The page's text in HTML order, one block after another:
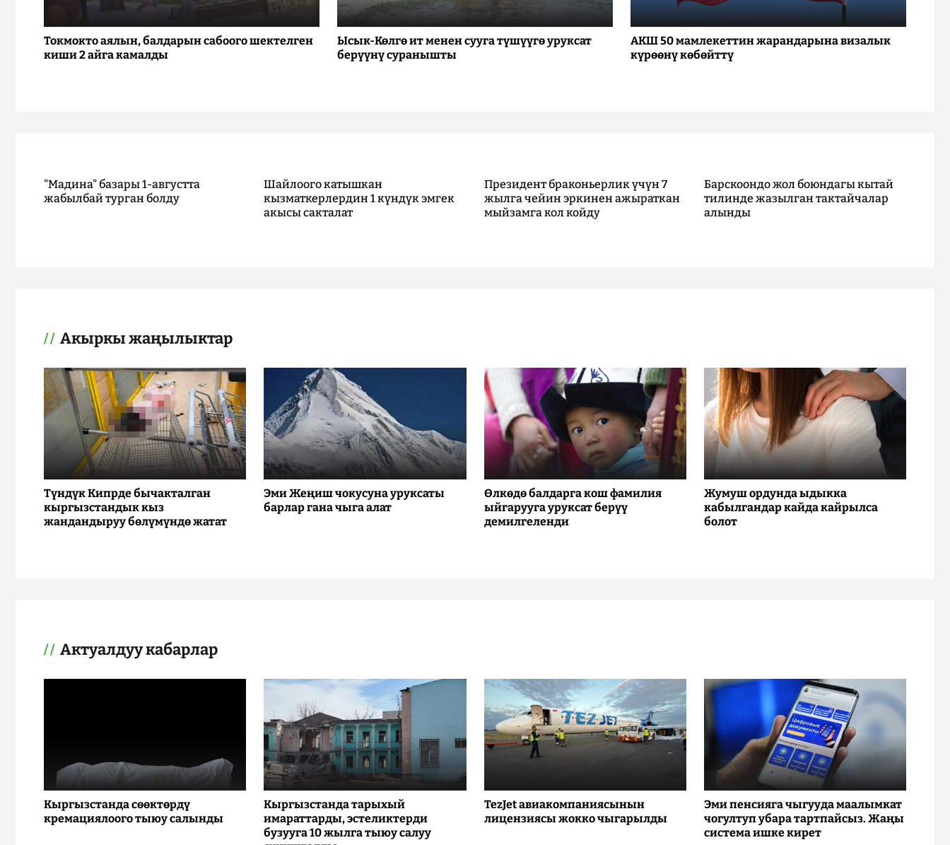
Токмокто аялын, балдарын сабоого шектелген
киши 2 айга камалды
Ысык-Көлгө ит менен сууга түшүүгө уруксат
берүүнү суранышты
АКШ 50 мамлекеттин жарандарына визалык
күрөөнү көбөйттү
"Мадина" базары 1-августта
жабылбай турган болду
Шайлоого катышкан
кызматкерлердин 1 күндүк эмгек
акысы сакталат
Президент браконьерлик үчүн 7
жылга чейин эркинен ажыраткан
мыйзамга кол койду
Барскоондо жол боюндагы кытай
тилинде жазылган тактайчалар
алынды
Акыркы жаңылыктар
Түндүк Кипрде бычакталган
кыргызстандык кыз
жандандыруу бөлүмүндө жатат
Эми Жеңиш чокусуна уруксаты
барлар гана чыга алат
Өлкөдө балдарга кош фамилия
ыйгарууга уруксат берүү
демилгеленди
Жумуш ордунда ыдыкка
кабылгандар кайда кайрылса
болот
Актуалдуу кабарлар
Кыргызстанда сөөктөрдү
кремациялоого тыюу салынды
Кыргызстанда тарыхый
имараттарды, эстеликтерди
бузууга 10 жылга тыюу салуу
TezJet авиакомпаниясынын
лицензиясы жокко чыгарылды
Эми пенсияга чыгууда маалымкат
чогултуп убара тартпайсыз. Жаңы
система ишке кирет